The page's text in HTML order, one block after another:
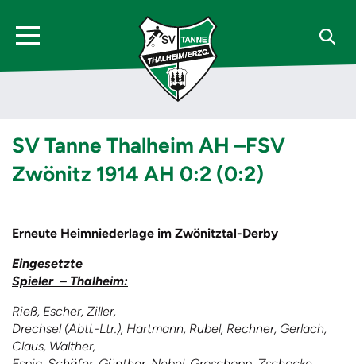
SV Tanne Thalheim AH –FSV
Zwönitz 1914 AH 0:2 (0:2)
Erneute Heimniederlage im Zwönitztal-Derby
Eingesetzte
Spieler – Thalheim:
Rieß, Escher, Ziller,
Drechsel (Abtl.-Ltr.), Hartmann, Rubel, Rechner, Gerlach,
Claus, Walther,